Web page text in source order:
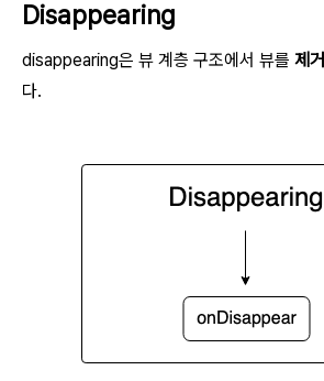
Disappearing
disappearing은 뷰 계층 구조에서 뷰를 제거
다.